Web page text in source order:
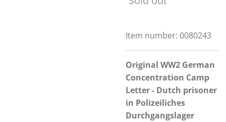
Item number: 0080243
Original WW2 German
Concentration Camp
Letter - Dutch prisoner
in Polizeiliches
Durchgangslager